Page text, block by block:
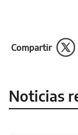
Compartir
Noticias